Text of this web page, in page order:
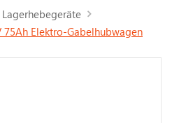
Lagerhebegeräte
75Ah Elektro-Gabelhubwagen